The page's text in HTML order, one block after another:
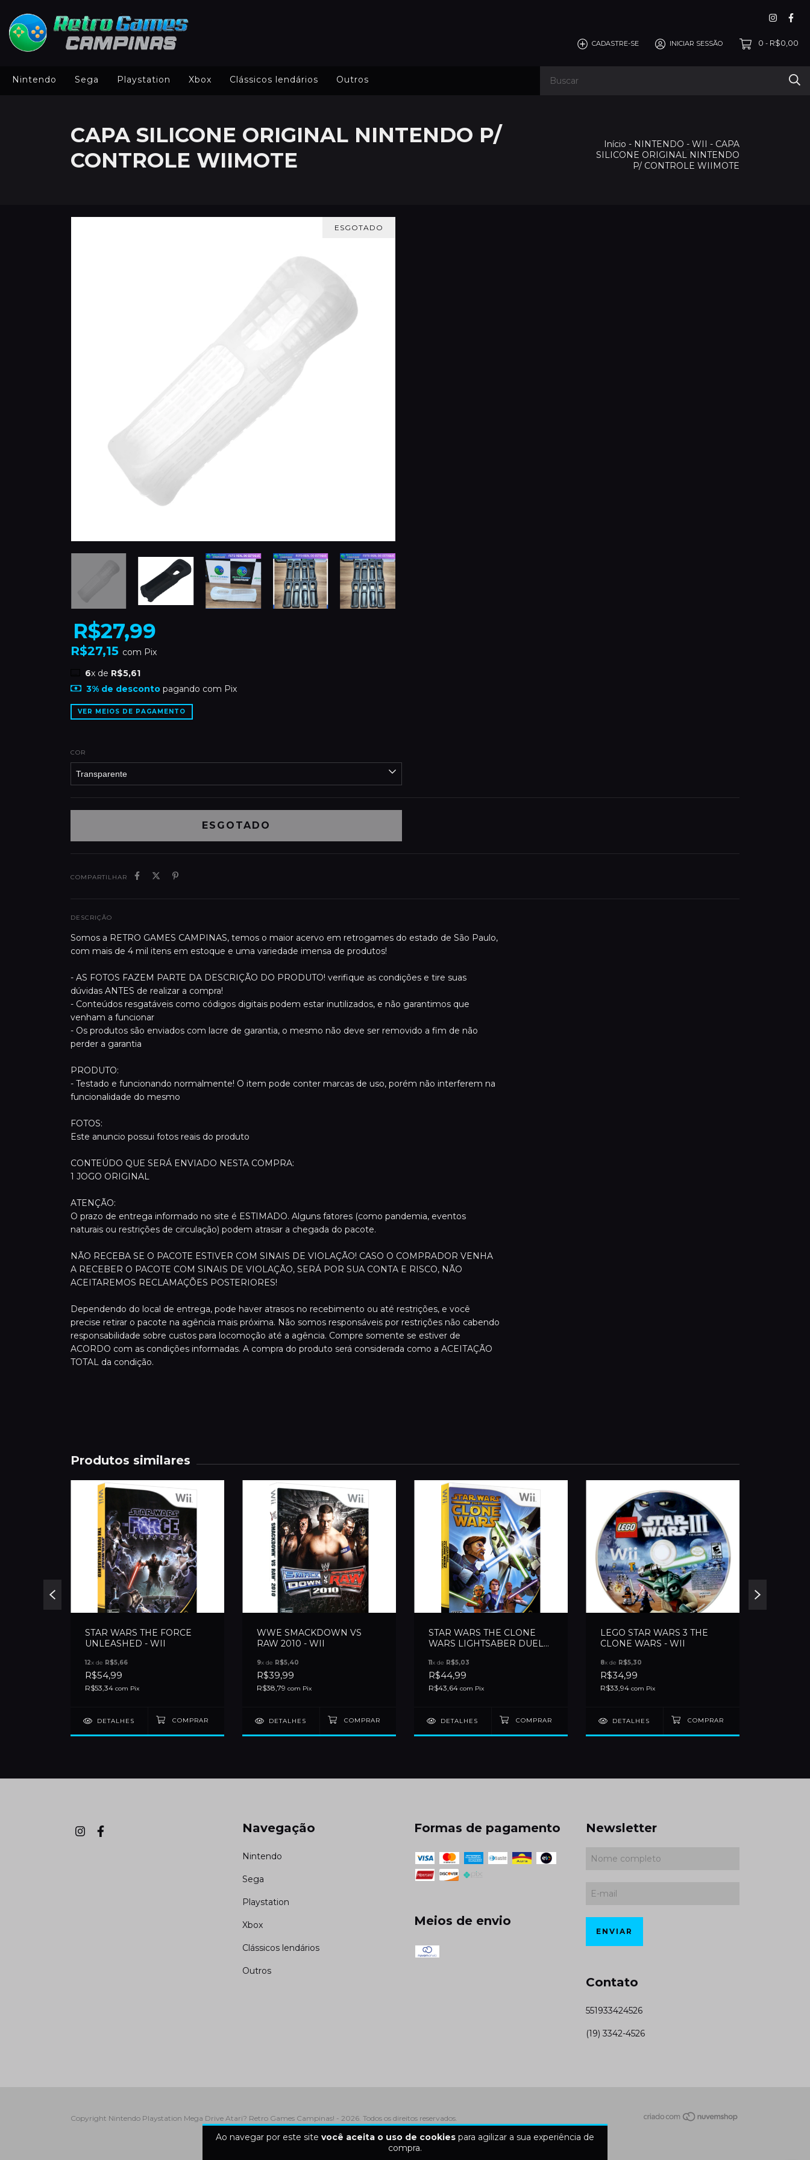
CADASTRE-SE INICIAR SESSÃO 0 - R$0,00
Nintendo Sega Playstation Xbox Clássicos lendários Outros
Ao navegar por este site você aceita o uso de cookies para agilizar a sua experiência de
compra.
CAPA SILICONE ORIGINAL NINTENDO P/
CONTROLE WIIMOTE
Início - NINTENDO - WII - CAPA
SILICONE ORIGINAL NINTENDO
P/ CONTROLE WIIMOTE
ESGOTADO
R$27,99
R$27,15 com Pix
6x de R$5,61
3% de descontopagando com Pix
VER MEIOS DE PAGAMENTO
COR
COMPARTILHAR
DESCRIÇÃO
Somos a RETRO GAMES CAMPINAS, temos o maior acervo em retrogames do estado de São Paulo,
com mais de 4 mil itens em estoque e uma variedade imensa de produtos!
- AS FOTOS FAZEM PARTE DA DESCRIÇÃO DO PRODUTO! verifique as condições e tire suas
dúvidas ANTES de realizar a compra!
- Conteúdos resgatáveis como códigos digitais podem estar inutilizados, e não garantimos que
venham a funcionar
- Os produtos são enviados com lacre de garantia, o mesmo não deve ser removido a fim de não
perder a garantia
PRODUTO:
- Testado e funcionando normalmente! O item pode conter marcas de uso, porém não interferem na
funcionalidade do mesmo
FOTOS:
Este anuncio possui fotos reais do produto
CONTEÚDO QUE SERÁ ENVIADO NESTA COMPRA:
1 JOGO ORIGINAL
ATENÇÃO:
O prazo de entrega informado no site é ESTIMADO. Alguns fatores (como pandemia, eventos
naturais ou restrições de circulação) podem atrasar a chegada do pacote.
NÃO RECEBA SE O PACOTE ESTIVER COM SINAIS DE VIOLAÇÃO! CASO O COMPRADOR VENHA
A RECEBER O PACOTE COM SINAIS DE VIOLAÇÃO, SERÁ POR SUA CONTA E RISCO, NÃO
ACEITAREMOS RECLAMAÇÕES POSTERIORES!
Dependendo do local de entrega, pode haver atrasos no recebimento ou até restrições, e você
precise retirar o pacote na agência mais próxima. Não somos responsáveis por restrições não cabendo
responsabilidade sobre custos para locomoção até a agência. Compre somente se estiver de
ACORDO com as condições informadas. A compra do produto será considerada como a ACEITAÇÃO
TOTAL da condição.
Produtos similares
STAR WARS THE FORCE
UNLEASHED - WII
12x de R$5,66
R$54,99
R$53,34 com Pix
DETALHES
WWE SMACKDOWN VS
RAW 2010 - WII
9x de R$5,40
R$39,99
R$38,79 com Pix
DETALHES
STAR WARS THE CLONE
WARS LIGHTSABER DUELS
11x de R$5,03
R$44,99
R$43,64 com Pix
DETALHES
LEGO STAR WARS 3 THE
CLONE WARS - WII
8x de R$5,30
R$34,99
R$33,94 com Pix
DETALHES
Navegação
Nintendo
Sega
Playstation
Xbox
Clássicos lendários
Outros
Formas de pagamento
Meios de envio
Newsletter
Contato
551933424526
(19) 3342-4526
Copyright Nintendo Playstation Mega Drive Atari? Retro Games Campinas! - 2026. Todos os direitos reservados.